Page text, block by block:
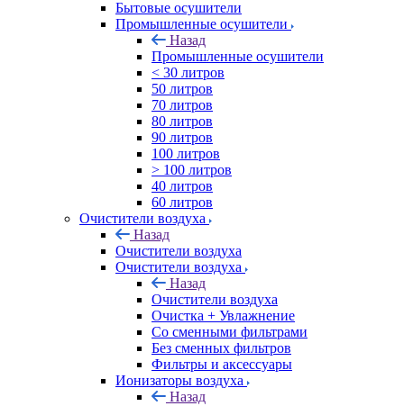
Бытовые осушители
Промышленные осушители
Назад
Промышленные осушители
< 30 литров
50 литров
70 литров
80 литров
90 литров
100 литров
> 100 литров
40 литров
60 литров
Очистители воздуха
Назад
Очистители воздуха
Очистители воздуха
Назад
Очистители воздуха
Очистка + Увлажнение
Cо сменными фильтрами
Без сменных фильтров
Фильтры и аксессуары
Ионизаторы воздуха
Назад